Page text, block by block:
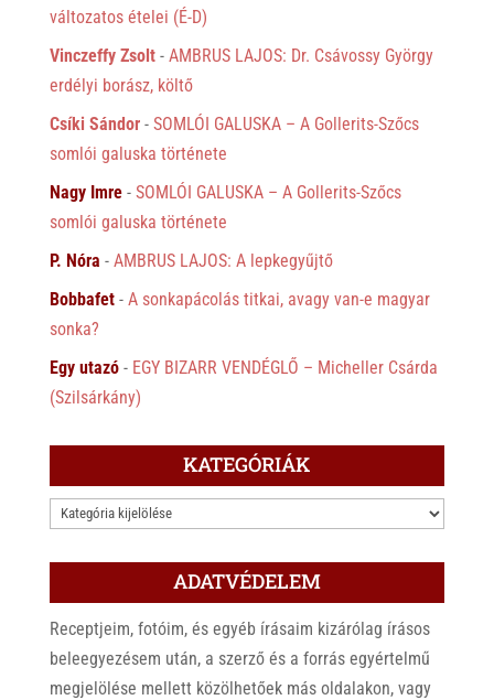
változatos ételei (É-D)
Vinczeffy Zsolt- AMBRUS LAJOS: Dr. Csávossy György
erdélyi borász, költő
Csíki Sándor- SOMLÓI GALUSKA – A Gollerits-Szőcs
somlói galuska története
Nagy Imre- SOMLÓI GALUSKA – A Gollerits-Szőcs
somlói galuska története
P. Nóra - AMBRUS LAJOS: A lepkegyűjtő
Bobbafet- A sonkapácolás titkai, avagy van-e magyar
sonka?
Egy utazó- EGY BIZARR VENDÉGLŐ – Micheller Csárda
(Szilsárkány)
KATEGÓRIÁK
KATEGÓRIÁK
ADATVÉDELEM
Receptjeim, fotóim, és egyéb írásaim kizárólag írásos
beleegyezésem után, a szerző és a forrás egyértelmű
megjelölése mellett közölhetőek más oldalakon, vagy